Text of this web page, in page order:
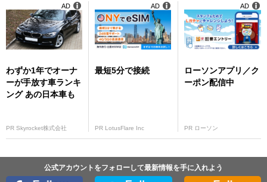
わずか1年でオーナ
ーが手放す車ランキ
ング あの日本車も
PR Skyrocket株式会社
AD
最短5分で接続
PR LotusFlare Inc
AD
ローソンアプリ／ク
ーポン配信中
PR ローソン
AD
公式アカウントをフォローして最新情報を手に入れよう